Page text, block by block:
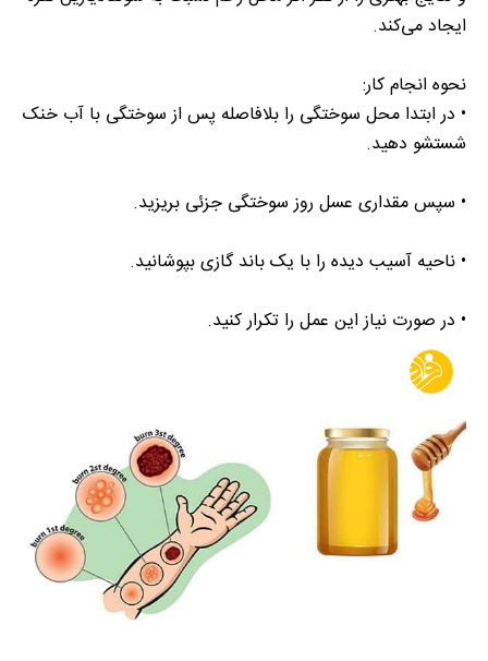
ایجاد می‌کند.
نحوه انجام کار:
• در ابتدا محل سوختگی را بلافاصله پس از سوختگی با آب خنک
شستشو دهید.
• سپس مقداری عسل روز سوختگی جزئی بریزید.
• ناحیه آسیب دیده را با یک باند گازی بپوشانید.
• در صورت نیاز این عمل را تکرار کنید.